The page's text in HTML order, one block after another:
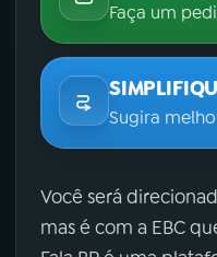
Faça um
Sugira
Você será
mas é com a EBC